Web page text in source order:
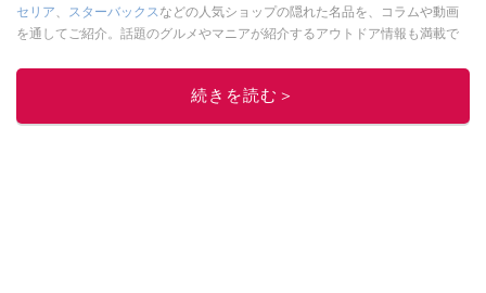
セリア、 スターバックスなどの人気ショップの隠れた名品を、コラムや動画
を通してご紹介。話題のグルメやマニアが紹介するアウトドア情報も満載で
レビューしています。毎日トレンド情報をお届けしているので、ぜひ
してください！続きを読む＞